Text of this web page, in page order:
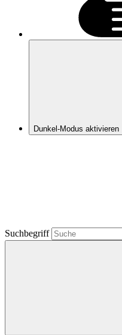
Dunkel-Modus aktivieren
Suchbegriff